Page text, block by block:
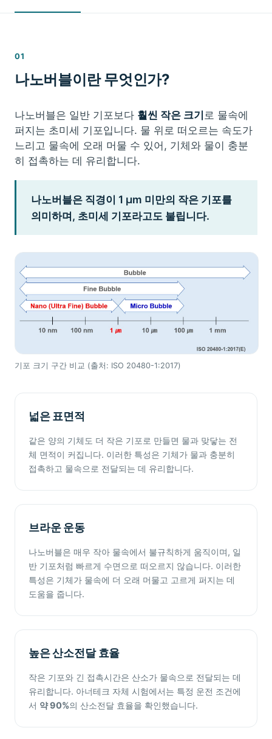
01
나노버블이란 무엇인가?
나노버블은 일반 기포보다 훨씬 작은 크기 로 물속에
퍼지는 초미세 기포입니다. 물 위로 떠오르는 속도가
느리고 물속에 오래 머물 수 있어, 기체와 물이 충분
히 접촉하는 데 유리합니다.
나노버블은 직경이 1 μm 미만의 작은 기포를
의미하며, 초미세 기포라고도 불립니다.
기포 크기 구간 비교 (출처: ISO 20480-1:2017)
넓은 표면적
같은 양의 기체도 더 작은 기포로 만들면 물과 맞닿는 전
체 면적이 커집니다. 이러한 특성은 기체가 물과 충분히
접촉하고 물속으로 전달되는 데 유리합니다.
브라운 운동
나노버블은 매우 작아 물속에서 불규칙하게 움직이며, 일
반 기포처럼 빠르게 수면으로 떠오르지 않습니다. 이러한
특성은 기체가 물속에 더 오래 머물고 고르게 퍼지는 데
도움을 줍니다.
높은 산소전달 효율
작은 기포와 긴 접촉시간은 산소가 물속으로 전달되는 데
유리합니다. 아너테크 자체 시험에서는 특정 운전 조건에
서 약 90%의 산소전달 효율을 확인했습니다.